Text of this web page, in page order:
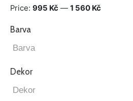
Price: 995 Kč — 1 560 Kč
Barva
Dekor